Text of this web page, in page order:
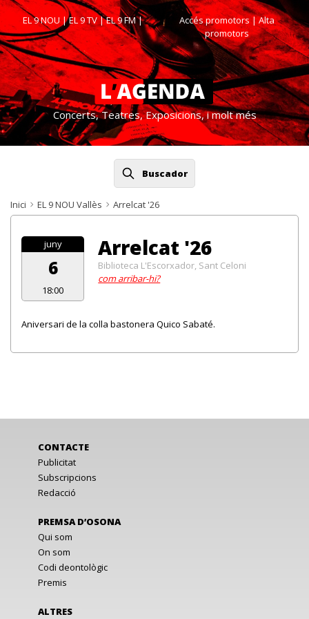
EL 9 NOU|EL 9 TV|EL 9 FM| Accés promotors| Alta
promotors
Concerts, Teatres, Exposicions, i molt més
Buscador
Inici EL 9 NOU Vallès Arrelcat '26
juny
6
18:00
Arrelcat '26
Biblioteca L'Escorxador, Sant Celoni
com arribar-hi?
Aniversari de la colla bastonera Quico Sabaté.
CONTACTE
Publicitat
Subscripcions
Redacció
PREMSA D’OSONA
Qui som
On som
Codi deontològic
Premis
ALTRES